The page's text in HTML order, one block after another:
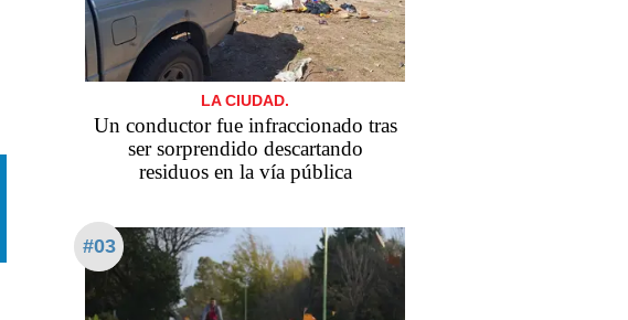
LA CIUDAD.
Un conductor fue infraccionado tras
ser sorprendido descartando
residuos en la vía pública
#03